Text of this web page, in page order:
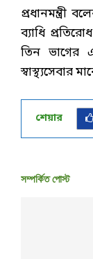
প্রধানমন্ত্রী
ব্যাধি
তিন ভাগের
স্বাস্থ্যসেবার
শেয়ার
সম্পর্কিত পোস্ট